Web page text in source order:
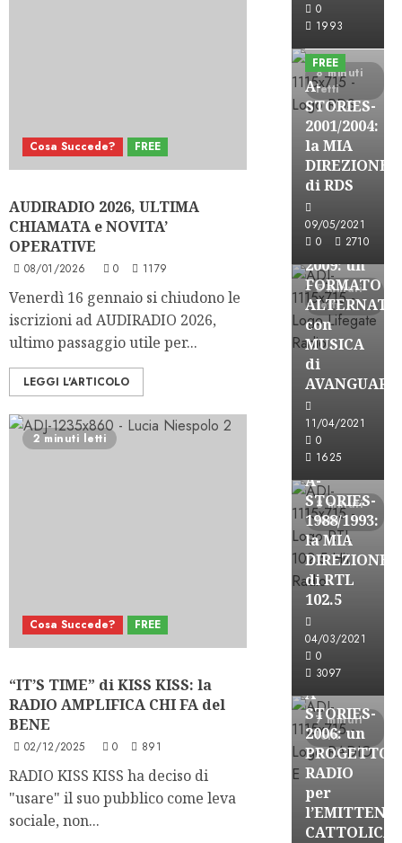
Cosa Succede? FREE
AUDIRADIO 2026, ULTIMA
CHIAMATA e NOVITA’
OPERATIVE
08/01/2026 0 1179
Venerdì 16 gennaio si chiudono le
iscrizioni ad AUDIRADIO 2026,
ultimo passaggio utile per...
LEGGI L'ARTICOLO
2 minuti letti
Cosa Succede? FREE
“IT’S TIME” di KISS KISS: la
RADIO AMPLIFICA CHI FA del
BENE
02/12/2025 0 891
RADIO KISS KISS ha deciso di
"usare" il suo pubblico come leva
sociale, non...
0
1993
8 minuti
letti
A-Stories
FREE
A-
STORIES-
2001/2004:
la MIA
DIREZIONE
di RDS
09/05/2021
0
2710
5 minuti
letti
A-Stories
Formazione
A-
STORIES-
2009: un
FORMATO
con
MUSICA
di
11/04/2021
0
1625
8 minuti
letti
Formazione
FREE
A-
STORIES-
1988/1993:
la MIA
DIREZIONE
di RTL
102.5
04/03/2021
0
3097
7 minuti
letti
Formazione
FREE
A-
STORIES-
2006: un
PROGETTO
RADIO
per
CATTOLICA
A-Stories